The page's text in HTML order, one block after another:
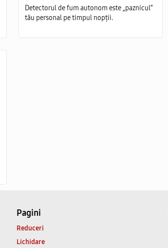
Detectorul de fum autonom este „paznicul”
tău personal pe timpul nopții.
Pagini
Reduceri
Lichidare